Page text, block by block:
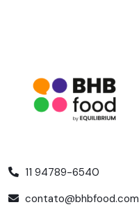
11 94789-6540
contato@bhbfood.com